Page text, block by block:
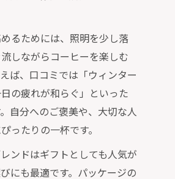
ーヒーで味わう季節限定の
ブレンドで感じる香りの豊
術が生む冬コーヒーの奥
るためには、照明を少し落
しながらコーヒーを楽しむ
ば、口コミでは「ウィンター
の疲れが和らぐ」といった
自分へのご褒美や、大切な人
ったりの一杯です。
ンドはギフトとしても人気が
にも最適です。パッケージの